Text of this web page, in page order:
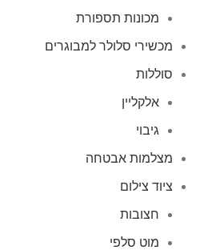
מכונות תספורת
מכשירי סלולר למבוגרים
סוללות
אלקליין
גיבוי
מצלמות אבטחה
ציוד צילום
חצובות
מוט סלפי